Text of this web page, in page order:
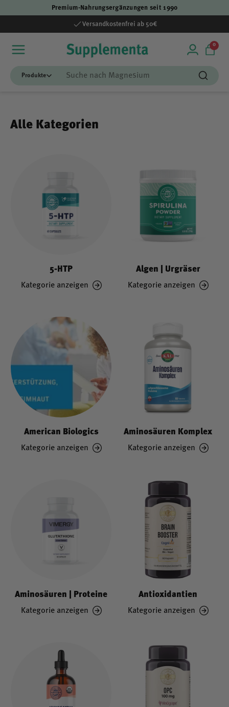
Premium-Nahrungsergänzungen seit 1990
Versandkostenfrei ab 50€
Einloggen
00
Suchen
Suchen
Alle Kategorien
5-HTP
Kategorie anzeigen
Algen | Urgräser
Kategorie anzeigen
American Biologics
Kategorie anzeigen
Aminosäuren Komplex
Kategorie anzeigen
Aminosäuren | Proteine
Kategorie anzeigen
Antioxidantien
Kategorie anzeigen